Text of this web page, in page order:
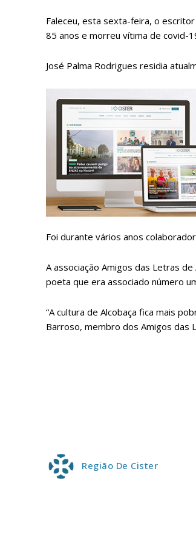
Faleceu, esta sexta-feira, o escritor
85 anos e morreu vítima de covid-
José Palma Rodrigues residia
Foi durante vários anos
A associação Amigos das Letras
poeta que era associado número
“A cultura de Alcobaça fica mais
Barroso, membro dos Amigos das
Região De Cister